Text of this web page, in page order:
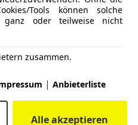
Tools können solche
ganz oder teilweise nicht
zusammen.
| Anbieterliste
Alle akzeptieren
HUD* Navi*AHK